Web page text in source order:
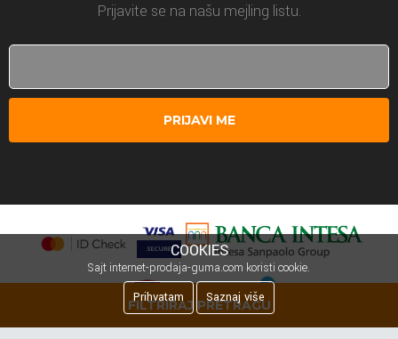
FILTRIRAJ PRETRAGU
Prijavite se na našu mejling listu.
PRIJAVI ME
COOKIES
Sajt internet-prodaja-guma.com koristi cookie.
Prihvatam
Saznaj više